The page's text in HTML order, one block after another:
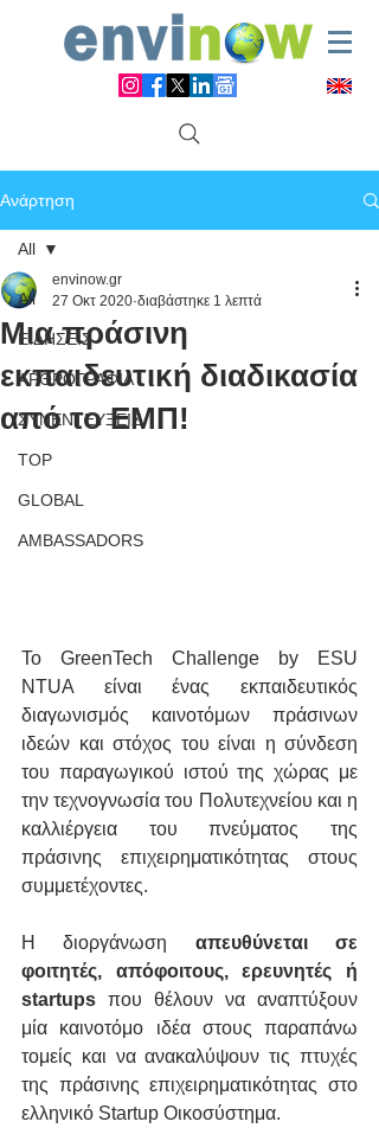
Ανάρτηση
All
ΕΙΔΗΣΕΙΣ
ΑΡΘΡΟΓΡΑΦΙΑ
ΣΥΝΕΝΤΕΥΞΕΙΣ
TOP
GLOBAL
AMBASSADORS
All
Μια πράσινη
εκπαιδευτική διαδικασία
από το ΕΜΠ!
envinow.gr
27 Οκτ 2020 διαβάστηκε 1 λεπτά
Το GreenTech Challenge by ESU
NTUA είναι ένας εκπαιδευτικός
διαγωνισμός καινοτόμων πράσινων
ιδεών και στόχος του είναι η σύνδεση
του παραγωγικού ιστού της χώρας με
την τεχνογνωσία του Πολυτεχνείου και η
καλλιέργεια του πνεύματος της
πράσινης επιχειρηματικότητας στους
συμμετέχοντες.
Η διοργάνωση απευθύνεται σε
φοιτητές, απόφοιτους, ερευνητές ή
startups που θέλουν να αναπτύξουν
μία καινοτόμο ιδέα στους παραπάνω
τομείς και να ανακαλύψουν τις πτυχές
της πράσινης επιχειρηματικότητας στο
ελληνικό Startup Οικοσύστημα.